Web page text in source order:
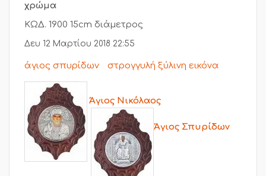
χρώμα
ΚΩΔ. 1900 15cm διάμετρος
Δευ 12 Μαρτίου 2018 22:55
άγιος σπυρίδων στρογγυλή ξύλινη εικόνα
Άγιος Νικόλαος
Άγιος Σπυρίδων